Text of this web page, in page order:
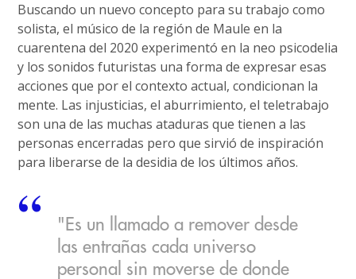
Buscando un nuevo concepto para su trabajo como
solista, el músico de la región de Maule en la
cuarentena del 2020 experimentó en la neo psicodelia
y los sonidos futuristas una forma de expresar esas
acciones que por el contexto actual, condicionan la
mente. Las injusticias, el aburrimiento, el teletrabajo
son una de las muchas ataduras que tienen a las
personas encerradas pero que sirvió de inspiración
para liberarse de la desidia de los últimos años.
"Es un llamado a remover desde
las entrañas cada universo
personal sin moverse de donde